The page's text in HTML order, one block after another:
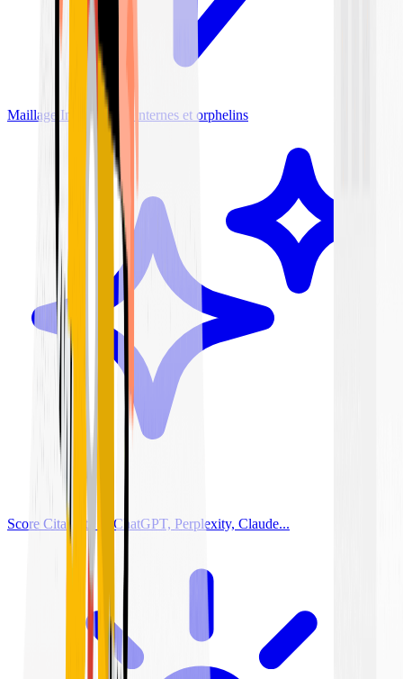
Maillage Interne Liens internes et orphelins
Score Citabilité IA ChatGPT, Perplexity, Claude...